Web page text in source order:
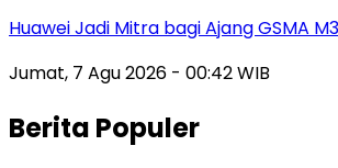
Huawei Jadi Mitra bagi Ajang GSMA
Jumat, 7 Agu 2026 - 00:42 WIB
Berita Populer